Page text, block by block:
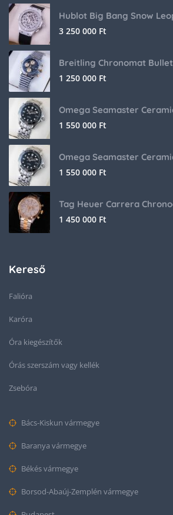
Hublot Big Bang Snow
3 250 000 Ft
Breitling Chronomat Bullet
1 250 000 Ft
Omega Seamaster
1 550 000 Ft
Omega Seamaster
1 550 000 Ft
Tag Heuer Carrera
1 450 000 Ft
Kereső
Falióra
Karóra
Óra kiegészítők
Órás szerszám vagy kellék
Zsebóra
Bács-Kiskun vármegye
Baranya vármegye
Békés vármegye
Borsod-Abaúj-Zemplén vármegye